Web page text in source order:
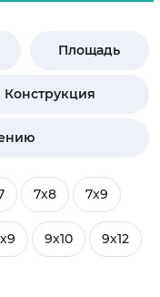
Площадь
Конструкция
7х8 7х9
9х10 9х12